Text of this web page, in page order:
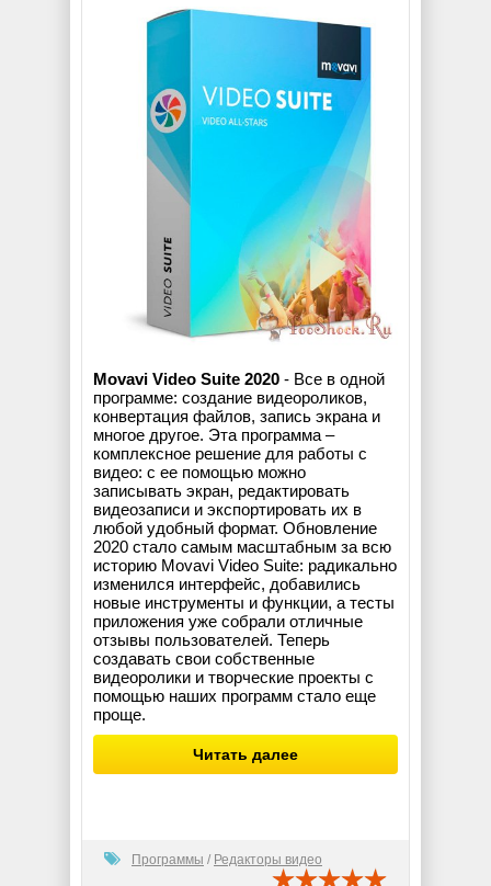
Movavi Video Suite 2020 - Все в одной
программе: создание видеороликов,
конвертация файлов, запись экрана и
многое другое. Эта программа –
комплексное решение для работы с
видео: с ее помощью можно
записывать экран, редактировать
видеозаписи и экспортировать их в
любой удобный формат. Обновление
2020 стало самым масштабным за всю
историю Movavi Video Suite: радикально
изменился интерфейс, добавились
новые инструменты и функции, а тесты
приложения уже собрали отличные
отзывы пользователей. Теперь
создавать свои собственные
видеоролики и творческие проекты с
помощью наших программ стало еще
проще.
Читать далее
Программы / Редакторы видео